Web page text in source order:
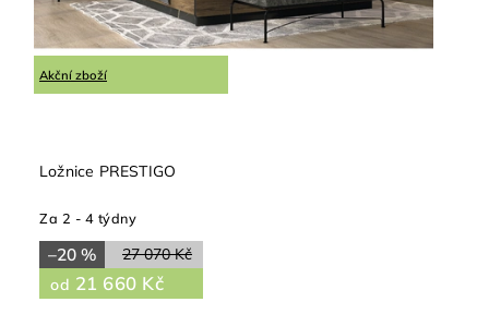
Akční zboží
Ložnice PRESTIGO
Za 2 - 4 týdny
27 070 Kč
–20 %
od 21 660 Kč